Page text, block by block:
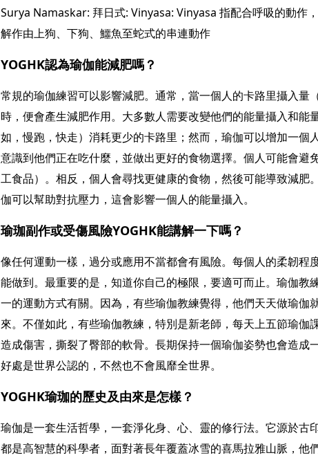
Surya Namaskar: 拜日式: Vinyasa: Vinyasa 指配合呼吸的動作
解作由上狗、下狗、鱷魚至蛇式的串連動作
YOGHK認為瑜伽能減肥嗎？
常規的瑜伽練習可以影響減肥。通常，當一個人的卡路里攝入量
時，便會產生減肥作用。大多數人需要改變他們的能量攝入和能
如，慢跑，快走）消耗更少的卡路里；然而，瑜伽可以增加一個
意識到他們正在吃什麼，並做出更好的食物選擇。個人可能會避
工食品）。相反，個人會尋找更健康的食物，然後可能導致減肥
伽可以幫助對抗壓力，這會影響一個人的能量攝入。
瑜珈副作或受傷風險YOGHK能講解一下嗎？
像任何運動一樣，過分或應用不當都會有風險。每個人的柔韌程
能做到。最重要的是，知道你自己的極限，要適可而止。瑜伽教
一的運動方式有關。因為，有些瑜伽教練覺得，他們天天做瑜伽
來。不僅如此，有些瑜伽教練，特別是新老師，每天上五節瑜伽
造成傷害，撕裂了臀部的軟骨。長期保持一個瑜伽姿勢也會造成
好處是世界公認的，不然也不會風靡全世界。
YOGHK瑜珈的歷史及由來是怎樣？
瑜伽是一套生活哲學，一套淨化身、心、靈的修行法。它源於古
都是高智慧的科學者，面對著長年覆蓋冰雪的喜馬拉雅山脈，他